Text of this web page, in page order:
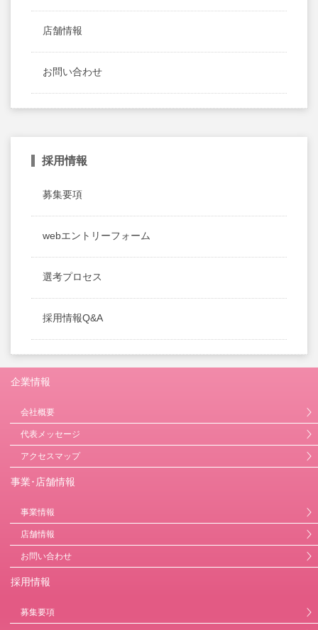
店舗情報
お問い合わせ
採用情報
募集要項
webエントリーフォーム
選考プロセス
採用情報Q&A
企業情報
会社概要
代表メッセージ
アクセスマップ
事業･店舗情報
事業情報
店舗情報
お問い合わせ
採用情報
募集要項